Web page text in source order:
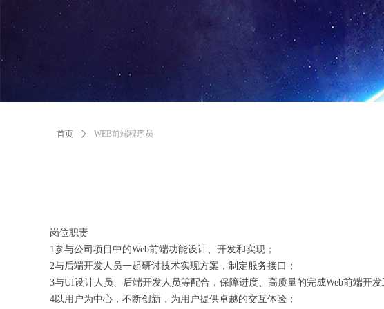
首页 ꄲ WEB前端程序员
岗位职责
1参与公司项目中的Web前端功能设计、开发和实现；
2与后端开发人员一起研讨技术实现方案，制定服务接口；
3与UI设计人员、后端开发人员等配合，保障进度、高质量的完成Web前端开发
4以用户为中心，不断创新，为用户提供卓越的交互体验；